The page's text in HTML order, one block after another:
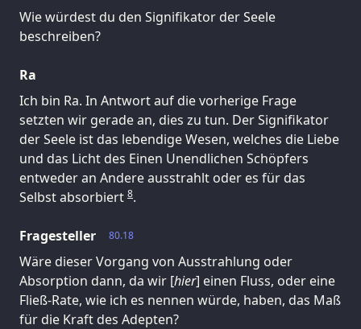
Wie würdest du den Signifikator der Seele
beschreiben?
Ra
Ich bin Ra. In Antwort auf die vorherige Frage
setzten wir gerade an, dies zu tun. Der Signifikator
der Seele ist das lebendige Wesen, welches die Liebe
und das Licht des Einen Unendlichen Schöpfers
entweder an Andere ausstrahlt oder es für das
Selbst absorbiert 8.
80.18
Fragesteller
Wäre dieser Vorgang von Ausstrahlung oder
Absorption dann, da wir [hier] einen Fluss, oder eine
Fließ-Rate, wie ich es nennen würde, haben, das Maß
für die Kraft des Adepten?